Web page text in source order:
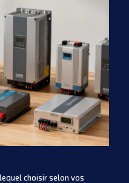
choisir selon vos